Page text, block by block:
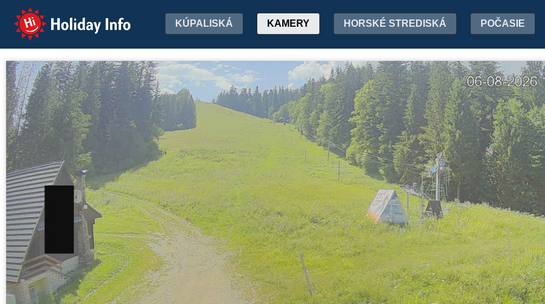
Holiday Info KÚPALISKÁ KAMERY HORSKÉ STREDISKÁ POČASIE